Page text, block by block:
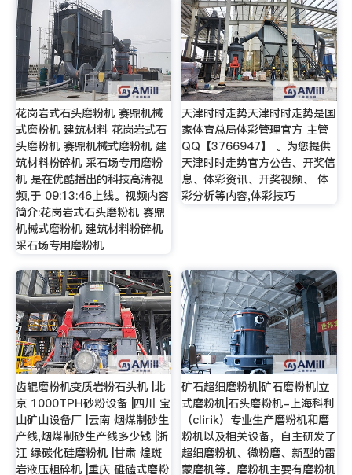
花岗岩式石头磨粉机 赛鼎机械
式磨粉机 建筑材料 花岗岩式石
头磨粉机 赛鼎机械式磨粉机 建
筑材料粉碎机 采石场专用磨粉
机 是在优酷播出的科技高清视
频,于 09:13:46上线。视频内容
简介:花岗岩式石头磨粉机 赛鼎
机械式磨粉机 建筑材料粉碎机
采石场专用磨粉机
天津时时走势天津时时走势是国
家体育总局体彩管理官方 主管
QQ【3766947】 。为您提供
天津时时走势官方公告、开奖信
息、体彩资讯、开奖视频、 体
彩分析等内容,体彩技巧
齿辊磨粉机变质岩粉石头机 |北
京 1000TPH砂粉设备 |四川 宝
山矿山设备厂 |云南 烟煤制砂生
产线,烟煤制砂生产线多少钱 |浙
江 绿碳化硅磨粉机 |甘肃 煌斑
岩液压粗碎机 |重庆 碓磕式磨粉
矿石超细磨粉机|矿石磨粉机|立
式磨粉机|石头磨粉机-上海科利
（clirik）专业生产磨粉机和磨
粉机以及相关设备，自主研发了
超细磨粉机、微粉磨、新型的雷
蒙磨机等。磨粉机主要有磨粉机